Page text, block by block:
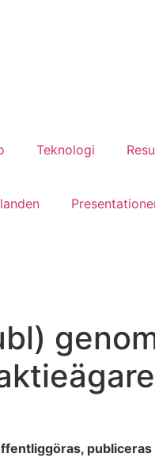
Teknologi